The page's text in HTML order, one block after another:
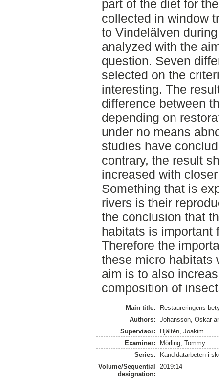
part of the diet for
collected in window
to Vindelälven
analyzed with the
question. Seven
selected on the
interesting. The
difference between
depending on
under no means
studies have
contrary, the result
increased with
Something that is
rivers is their
the conclusion that
habitats is important
Therefore the
these micro habitats
aim is to also
composition of
Main title:
Restaureringens
Authors:
Johansson, Oskar
Supervisor:
Hjältén, Joakim
Examiner:
Mörling, Tommy
Series:
Kandidatarbeten i
Volume/Sequential
designation:
2019:14